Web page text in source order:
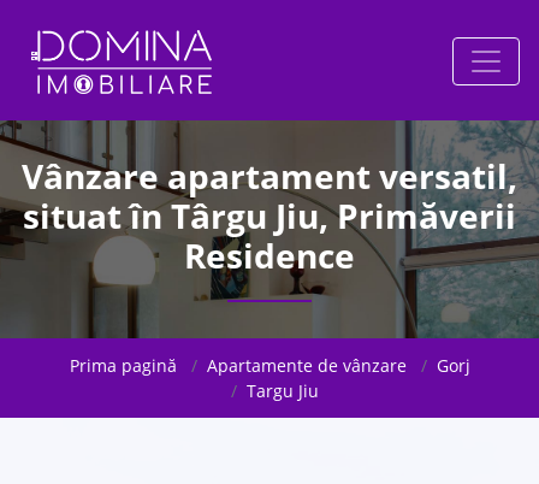
Vânzare apartament versatil,
situat în Târgu Jiu, Primăverii
Residence
Prima pagină Apartamente de vânzare
Gorj
Targu Jiu